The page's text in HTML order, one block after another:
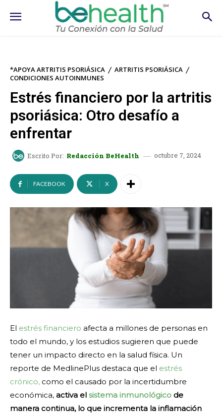
*APOYA ARTRITIS PSORIÁSICA
ARTRITIS PSORIÁSICA
CONDICIONES AUTOINMUNES
Estrés financiero por la artritis
psoriásica: Otro desafío a
enfrentar
Escrito Por: Redacción BeHealth octubre 7, 2024
FACEBOOK X
El estrés financiero afecta a millones de personas en
todo el mundo, y los estudios sugieren que puede
tener un impacto directo en la salud física. Un
reporte de MedlinePlus destaca que el estrés
crónico, como el causado por la incertidumbre
económica, activa el sistema inmunológico de
manera continua, lo que incrementa la inflamación